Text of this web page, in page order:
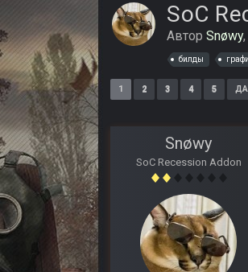
SoC
Автор Snøwy,
билды
1 2 3 4 5
Snøwy
SoC Recession Addon